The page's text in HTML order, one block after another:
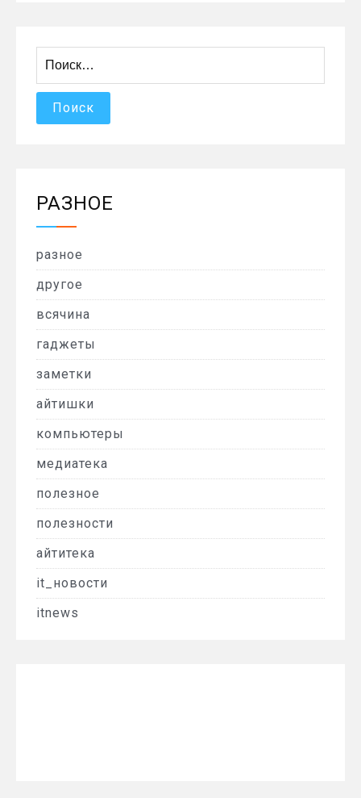
РАЗНОЕ
разное
другое
всячина
гаджеты
заметки
айтишки
компьютеры
медиатека
полезное
полезности
айтитека
it_новости
itnews